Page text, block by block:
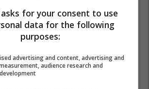
for your consent to use
data for the following
purposes:
advertising and content, advertising and
audience research and